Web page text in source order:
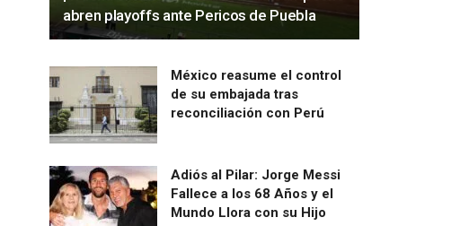
abren playoffs ante Pericos de Puebla
México reasume el control
de su embajada tras
reconciliación con Perú
Adiós al Pilar: Jorge Messi
Fallece a los 68 Años y el
Mundo Llora con su Hijo